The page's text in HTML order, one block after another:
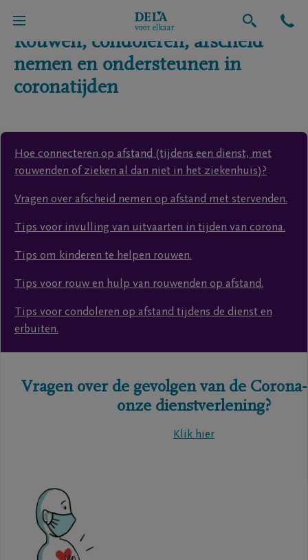
Rouwen, condoleren, afscheid
nemen en ondersteunen in
coronatijden
Hoe connecteren op afstand (tijdens een dienst, met
rouwenden of zieken al dan niet in het ziekenhuis)?
Vragen over afscheid nemen op afstand met stervenden.
Tips voor invulling van uitvaarten in tijden van corona.
Tips om kinderen te helpen rouwen.
Tips voor rouw en hulp van rouwenden op afstand.
Tips voor condoleren op afstand tijdens de dienst en
erbuiten.
Vragen over de gevolgen van de
onze dienstverlening?
Klik hier